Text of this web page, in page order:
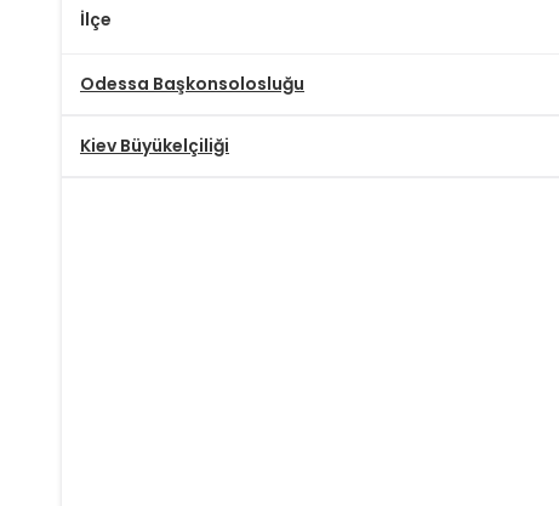
İlçe
Odessa Başkonsolosluğu
Kiev Büyükelçiliği